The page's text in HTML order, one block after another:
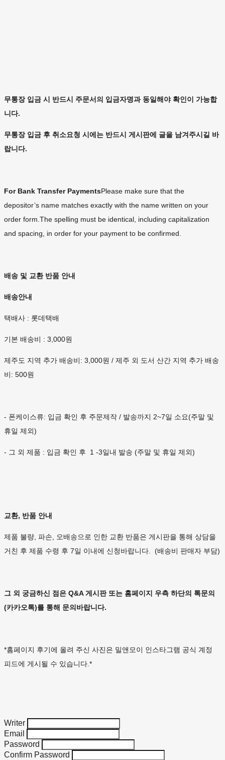
무통장 입금 시 반드시 주문서의 입금자명과 동일해야 확인이 가능합
니다.
무통장 입금 후 취소요청 시에는 반드시 게시판에 글을 남겨주시길 바
랍니다.
For Bank Transfer PaymentsPlease make sure that the
depositor’s name matches exactly with the name written on your
order form.The spelling must be identical, including capitalization
and spacing, in order for your payment to be confirmed.
배송 및 교환 반품 안내
배송안내
택배사 : 롯데택배
기본 배송비 : 3,000원
제주도 지역 추가 배송비: 3,000원 / 제주 외 도서 산간 지역 추가 배송
비: 500원
- 폰케이스류: 입금 확인 후 주문제작 / 발송까지 2~7일 소요(주말 및
휴일 제외)
- 그 외 제품 : 입금 확인 후 1 -3일내 발송 (주말 및 휴일 제외)
교환, 반품 안내
제품 불량, 파손, 오배송으로 인한 교환 반품은 게시판을 통해 상담을
거친 후 제품 수령 후 7일 이내에 신청바랍니다. (배송비 판매자 부담)
그 외 궁금하신 점은 Q&A 게시판 또는 홈페이지 우측 하단의 톡문의
(카카오톡)를 통해 문의바랍니다.
*홈페이지 후기에 올려 주신 사진은 밀앤모이 인스타그램 공식 계정
피드에 게시될 수 있습니다.*
Writer
Email
Password
Confirm Password